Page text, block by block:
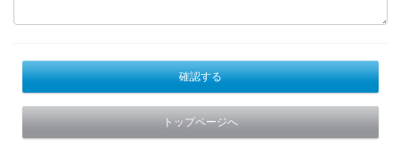
確認する
トップページへ